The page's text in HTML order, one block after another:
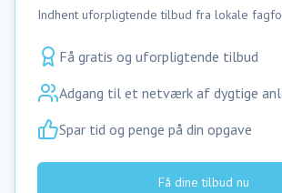
Indhent uforpligtende tilbud fra lokale
Få gratis og uforpligtende tilbud
Adgang til et netværk af dygtige
Spar tid og penge på din opgave
Få dine tilbud nu